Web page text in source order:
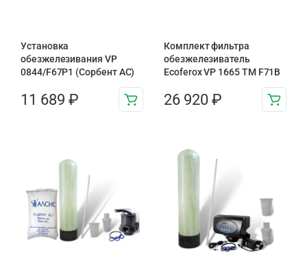
Установка
обезжелезивания VP
0844/F67P1 (Сорбент АС)
11 689 ₽
Комплект фильтра
обезжелезиватель
Ecoferox VP 1665 TM F71B
26 920 ₽